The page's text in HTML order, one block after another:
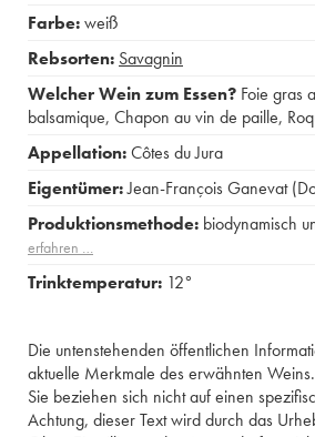
Farbe:weiß
Rebsorten: Savagnin
Welcher Wein zum Essen? Foie gras
balsamique, Chapon au vin de paille,
Appellation:Côtes du Jura
Eigentümer:Jean-François Ganevat
Produktionsmethode: biodynamisch
erfahren …
Trinktemperatur: 12°
Die untenstehenden öffentlichen
aktuelle Merkmale des erwähnten Weins.
Sie beziehen sich nicht auf einen
Achtung, dieser Text wird durch das